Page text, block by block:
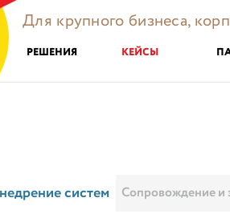
Для крупного бизнеса,
РЕШЕНИЯ КЕЙСЫ
систем Сопровождение и